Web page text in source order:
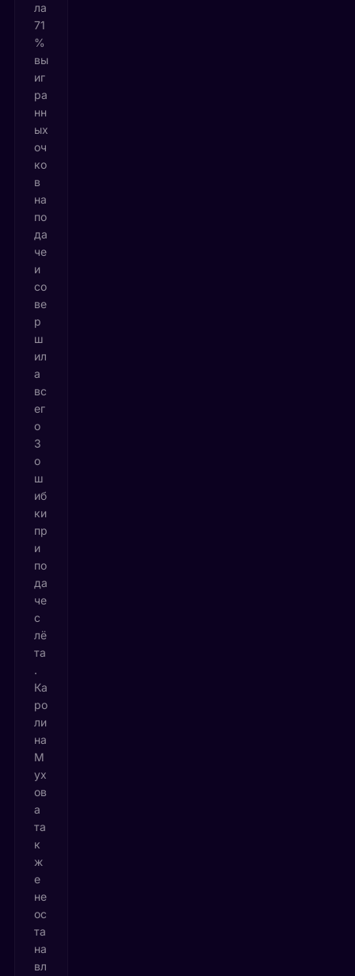
ла
71
%
вы
иг
ра
нн
ых
оч
ко
в
на
по
да
че
и
со
ве
р
ш
ил
а
вс
ег
о
3
о
ш
иб
ки
пр
и
по
да
че
с
лё
та
.
Ка
ро
ли
на
М
ух
ов
а
та
к
ж
е
не
ос
та
на
вл